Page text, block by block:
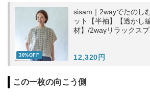
30%OFF
sisam｜2wayでたのし
ット【半袖】【透かし
材】/2wayリラックス
12,320円
この一枚の向こう側